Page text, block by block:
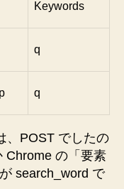
Keywords
q
q
、POST でしたの
Chrome の「要素
search_word で